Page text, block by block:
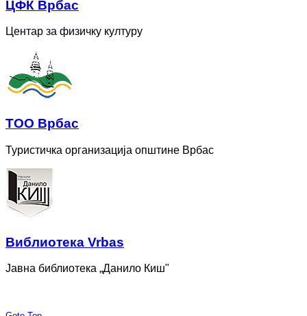
ЦФК Врбас
Центар за физичку културу
ТОО Врбас
Туристичка организација општине Врбас
Bиблиотека Vrbas
Јавна библиотека „Данило Киш"